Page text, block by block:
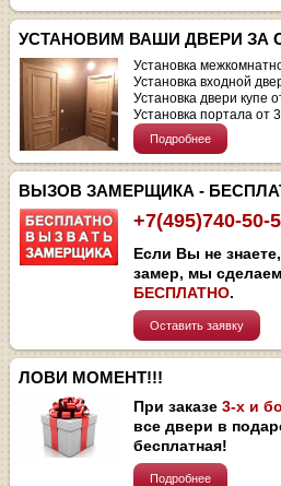
УСТАНОВИМ ВАШИ ДВЕРИ ЗА
Установка
Установка входной
Установка двери купе
Установка портала от
Подробнее
ВЫЗОВ ЗАМЕРЩИКА -
+7(495)740-50-
Если Вы не
замер, мы
БЕСПЛАТНО.
Оставить заявку
ЛОВИ МОМЕНТ!!!
При заказе3-х и
все двери в
бесплатная!
Подробнее